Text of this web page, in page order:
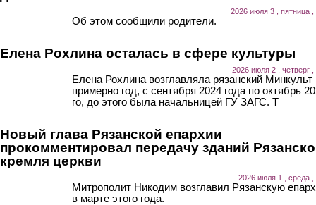
2026 июля 3 , пятница ,
Об этом сообщили родители.
Елена Рохлина осталась в сфере культуры
2026 июля 2 , четверг ,
Елена Рохлина возглавляла рязанский Минкульт
примерно год, с сентября 2024 года по октябрь
го, до этого была начальницей ГУ ЗАГС. Т
Новый глава Рязанской епархии
прокомментировал передачу зданий
кремля церкви
2026 июля 1 , среда ,
Митрополит Никодим возглавил Рязанскую
в марте этого года.